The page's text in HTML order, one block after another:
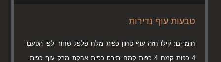
טבעות עוף נדירות
חומרים: קילו חזה עוף טחון כפית מלח פלפל שחור לפי הטעם
4 כפות קמח 4 כפות קמח תירס כפית אבקת מרק עוף כפית